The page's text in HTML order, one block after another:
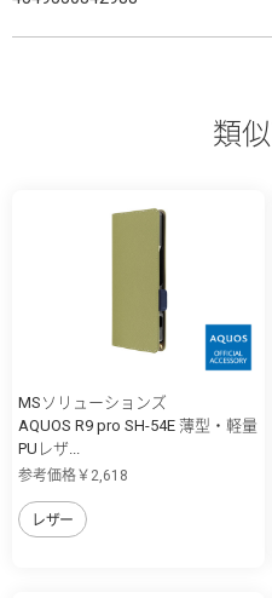
類
MSソリューションズ
AQUOS R9 pro SH-54E 薄型・軽量
PUレザ...
参考価格￥2,618
レザー